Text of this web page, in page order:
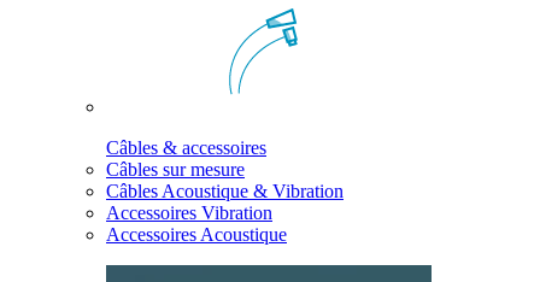
Câbles & accessoires
Câbles sur mesure
Câbles Acoustique & Vibration
Accessoires Vibration
Accessoires Acoustique